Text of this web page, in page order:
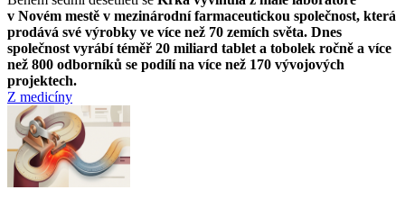
v Novém mestě v mezinárodní farmaceutickou společnost, která
prodává své výrobky ve více než 70 zemích světa. Dnes
společnost vyrábí téměř 20 miliard tablet a tobolek ročně a více
než 800 odborníků se podílí na více než 170 vývojových
projektech.
Z medicíny